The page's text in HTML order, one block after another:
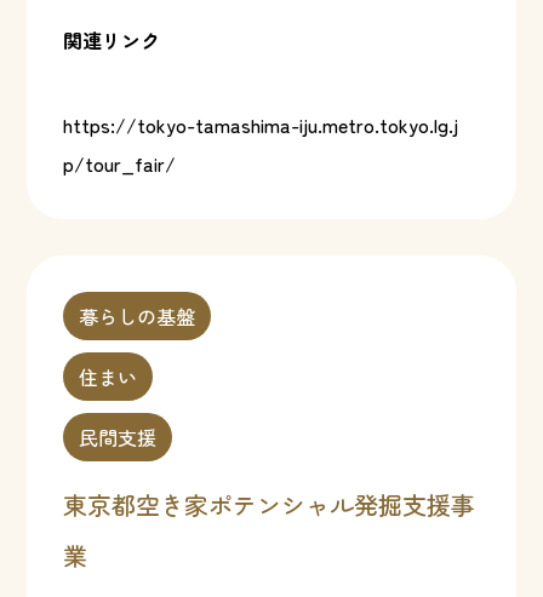
関連リンク
https://tokyo-tamashima-iju.metro.tokyo.lg.j
p/tour_fair/
暮らしの基盤
住まい
民間支援
東京都空き家ポテンシャル発掘支援事
業